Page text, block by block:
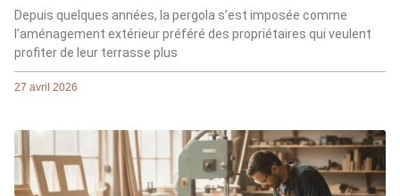
Depuis quelques années, la pergola s’est imposée comme
l’aménagement extérieur préféré des propriétaires qui veulent
profiter de leur terrasse plus
27 avril 2026